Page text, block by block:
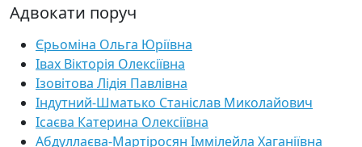
Адвокати поруч
Єрьоміна Ольга Юріївна
Івах Вікторія Олексіївна
Ізовітова Лідія Павлівна
Індутний-Шматько Станіслав Миколайович
Ісаєва Катерина Олексіївна
Абдуллаєва-Мартіросян Іммілейла Хаганіївна